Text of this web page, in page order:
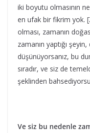
iki boyutu olmasının
en ufak bir fikrim yok.
olması, zamanın
zamanın yaptığı
düşünüyorsanız, bu
sıradır, ve siz de
şeklinden
Ve siz bu nedenle